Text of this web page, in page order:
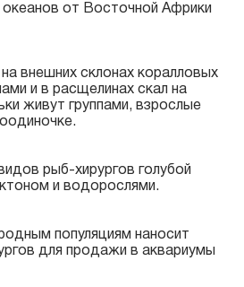
океанов от Восточной Африки
внешних склонах коралловых
и в расщелинах скал на
живут группами, взрослые
рыб-хирургов голубой
и водорослями.
популяциям наносит
для продажи в аквариумы